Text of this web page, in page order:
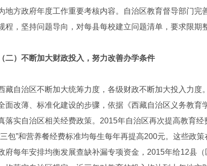
地方政府年度工作重要考核内容。自治区教育督导部门
程，坚持问题导向，对每县每校建立问题清单，要求限期
（二）不断加大财政投入，努力改善办学条件
自治区不断加大统筹力度，各级财政不断加大投入力度
面改薄、标准化建设的步骤，依据《西藏自治区义务教
落实自治区相关经费政策。2015年自治区再次提高教育
三包”和营养餐经费标准均每生每年再提高200元。这些政
府每年安排均衡发展查缺补漏专项资金，2015年给12县